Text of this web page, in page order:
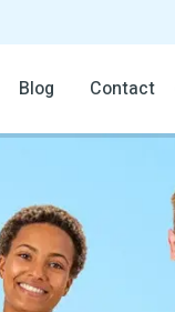
Blog Contact